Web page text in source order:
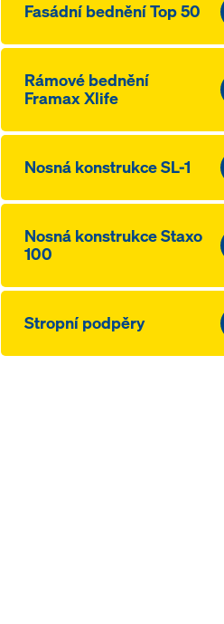
Fasádní bednění Top 50
Rámové bednění
Framax Xlife
Nosná konstrukce SL-1
Nosná konstrukce Staxo
100
Stropní podpěry